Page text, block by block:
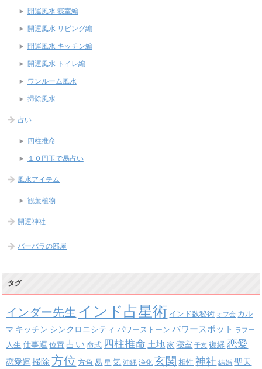
開運風水 寝室編
開運風水 リビング編
開運風水 キッチン編
開運風水 トイレ編
ワンルーム風水
掃除風水
占い
四柱推命
１０円玉で易占い
風水アイテム
観葉植物
開運神社
バーバラの部屋
タグ
インダー先生 インド占星術 インド数秘術 オフ会 カル
マ キッチン シンクロニシティ パワーストーン パワースポット ラフー
人生 仕事運 位置 占い 命式 四柱推命 土地 家 寝室 干支 復縁 恋愛
恋愛運 掃除 方位 方角 易 星 気 沖縄 浄化 玄関 相性 神社 結婚 聖天